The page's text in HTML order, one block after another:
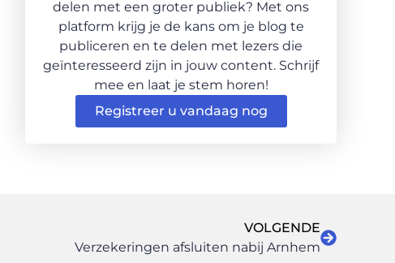
delen met een groter publiek? Met ons
platform krijg je de kans om je blog te
publiceren en te delen met lezers die
geïnteresseerd zijn in jouw content. Schrijf
mee en laat je stem horen!
Registreer u vandaag nog
VOLGENDE
Verzekeringen afsluiten nabij Arnhem